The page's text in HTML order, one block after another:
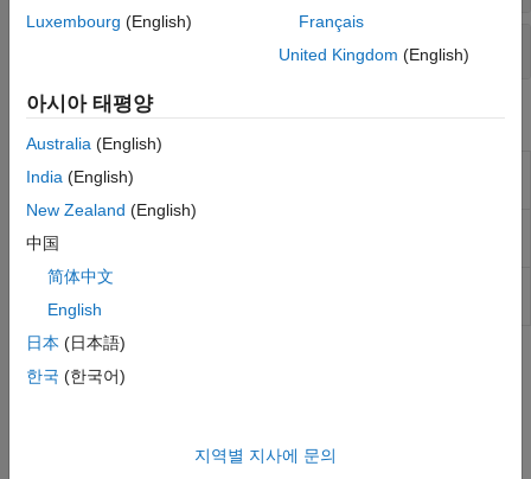
볼륨의 2차원 슬라이스 및 단면 표시하기
속성
Viewer Properties
BlockedVolume
Properties
도움말 항목
View perpendicular cross-sections of 3-D volumetric data and
Luxembourg (English)
Français
United Kingdom (English)
아시아 태평양
Australia (English)
India (English)
New Zealand (English)
中国
简体中文
English
日本 (日本語)
한국 (한국어)
지역별 지사에 문의